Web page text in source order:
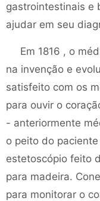
gastrointestinais e
ajudar em seu
Em 1816 , o
na invenção e
satisfeito com os
para ouvir o
- anteriormente
o peito do
estetoscópio feito
para madeira.
para monitorar o